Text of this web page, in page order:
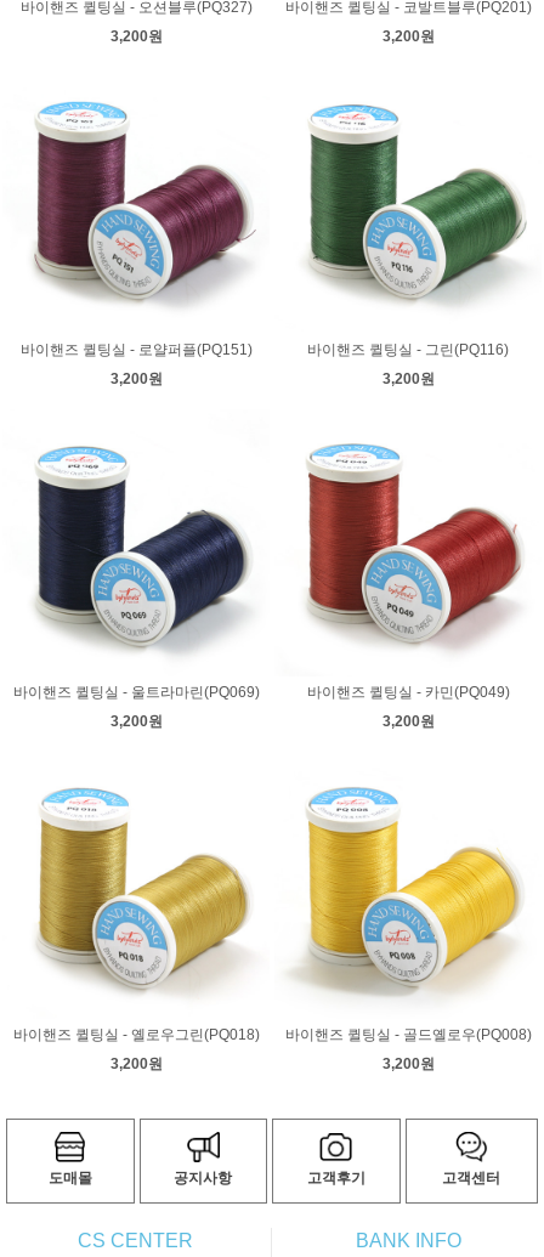
바이핸즈 퀼팅실 - 오션블루(PQ327)
3,200원
바이핸즈 퀼팅실 - 코발트블루(PQ201)
3,200원
바이핸즈 퀼팅실 - 로얄퍼플(PQ151)
3,200원
바이핸즈 퀼팅실 - 그린(PQ116)
3,200원
바이핸즈 퀼팅실 - 울트라마린(PQ069)
3,200원
바이핸즈 퀼팅실 - 카민(PQ049)
3,200원
바이핸즈 퀼팅실 - 옐로우그린(PQ018)
3,200원
바이핸즈 퀼팅실 - 골드옐로우(PQ008)
3,200원
도매몰 공지사항 고객후기 고객센터
CS CENTER
BANK INFO